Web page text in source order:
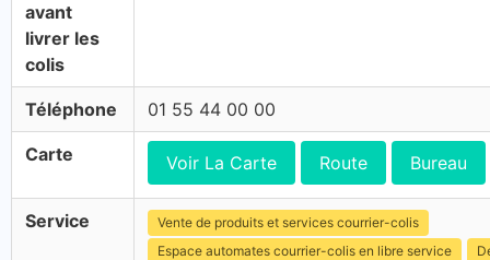
avant
livrer les
colis
Téléphone 01 55 44 00 00
Carte Voir La Carte Route Bureau
Service
Vente de produits et services courrier-colis
Espace automates courrier-colis en libre service